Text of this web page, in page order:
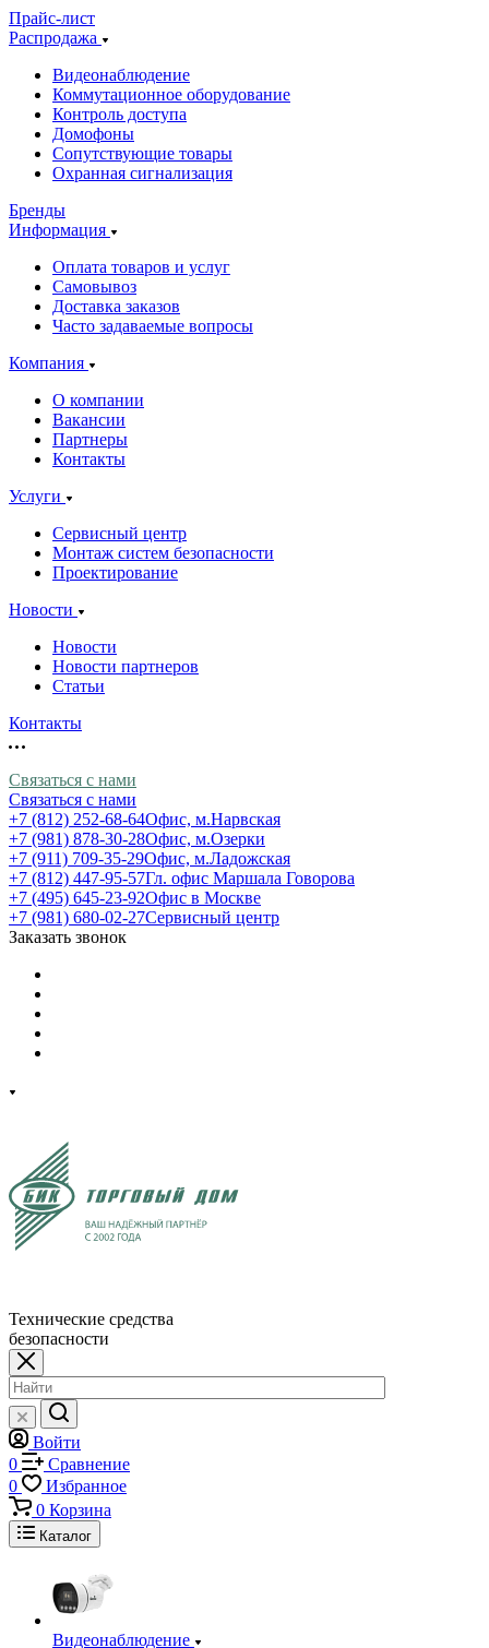
Прайс-лист
Распродажа
Видеонаблюдение
Коммутационное оборудование
Контроль доступа
Домофоны
Сопутствующие товары
Охранная сигнализация
Бренды
Информация
Оплата товаров и услуг
Самовывоз
Доставка заказов
Часто задаваемые вопросы
Компания
О компании
Вакансии
Партнеры
Контакты
Услуги
Сервисный центр
Монтаж систем безопасности
Проектирование
Новости
Новости
Новости партнеров
Статьи
Контакты
Связаться с нами
Связаться с нами
+7 (812) 252-68-64Офис, м.Нарвская
+7 (981) 878-30-28Офис, м.Озерки
+7 (911) 709-35-29Офис, м.Ладожская
+7 (812) 447-95-57Гл. офис Маршала Говорова
+7 (495) 645-23-92Офис в Москве
+7 (981) 680-02-27Сервисный центр
Заказать звонок
Технические средства
безопасности
Войти
0
Сравнение
0
Избранное
0 Корзина
Каталог
Видеонаблюдение